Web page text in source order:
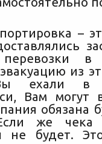
–
в
из
ехали в
Вам могут
обязана
Если же
не будет.